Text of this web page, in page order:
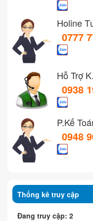
Holine
0777
Hỗ Trợ
0938
P.Kế
0948
Thống kê truy cập
Đang truy cập: 2